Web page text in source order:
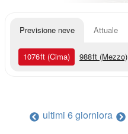
Previsione neve Attuale
1076ft (Cima) 988ft (Mezzo)
ultimi 6 giorniora